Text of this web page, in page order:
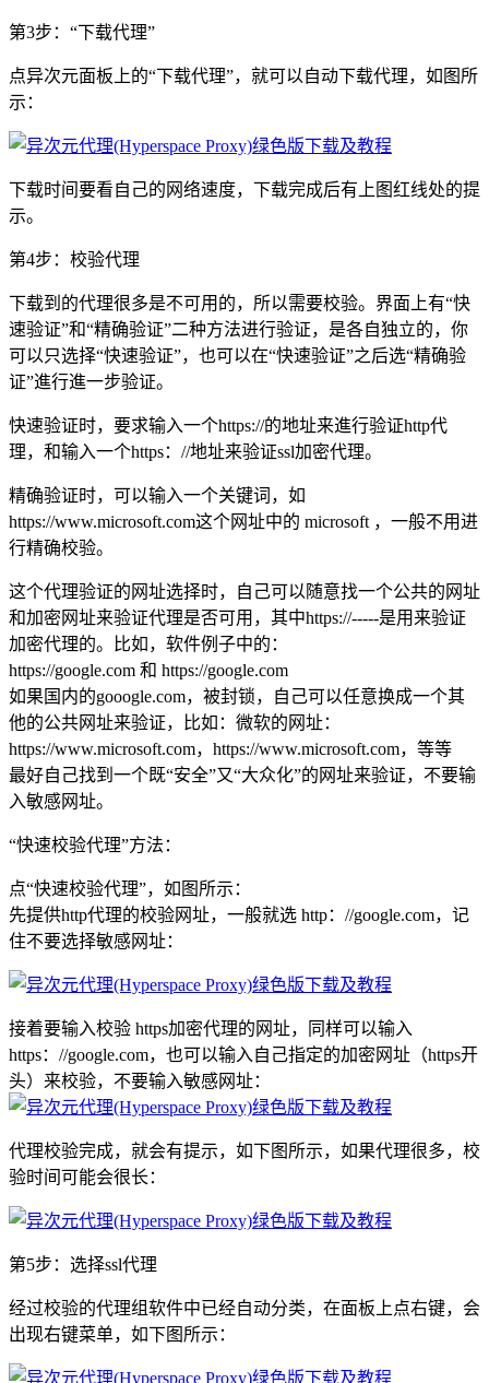
第3步：“下载代理”
点异次元面板上的“下载代理”，就可以自动下载代理，如图所
示：
下载时间要看自己的网络速度，下载完成后有上图红线处的提
示。
第4步：校验代理
下载到的代理很多是不可用的，所以需要校验。界面上有“快
速验证”和“精确验证”二种方法进行验证，是各自独立的，你
可以只选择“快速验证”，也可以在“快速验证”之后选“精确验
证”進行進一步验证。
快速验证时，要求输入一个https://的地址来進行验证http代
理，和输入一个https：//地址来验证ssl加密代理。
精确验证时，可以输入一个关键词，如
https://www.microsoft.com这个网址中的 microsoft ，一般不用进
行精确校验。
这个代理验证的网址选择时，自己可以随意找一个公共的网址
和加密网址来验证代理是否可用，其中https://-----是用来验证
加密代理的。比如，软件例子中的：
https://google.com 和 https://google.com
如果国内的gooogle.com，被封锁，自己可以任意换成一个其
他的公共网址来验证，比如：微软的网址：
https://www.microsoft.com，https://www.microsoft.com，等等
最好自己找到一个既“安全”又“大众化”的网址来验证，不要输
入敏感网址。
“快速校验代理”方法：
点“快速校验代理”，如图所示：
先提供http代理的校验网址，一般就选 http：//google.com，记
住不要选择敏感网址：
接着要输入校验 https加密代理的网址，同样可以输入
https：//google.com，也可以输入自己指定的加密网址（https开
头）来校验，不要输入敏感网址：
代理校验完成，就会有提示，如下图所示，如果代理很多，校
验时间可能会很长：
第5步：选择ssl代理
经过校验的代理组软件中已经自动分类，在面板上点右键，会
出现右键菜单，如下图所示：